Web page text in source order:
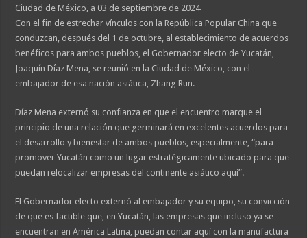
Ciudad de México, a 03 de septiembre de 2024
Con el fin de estrechar vínculos con la República Popular China que
conduzcan, después del 1 de octubre, al establecimiento de acuerdos
benéficos para ambos pueblos, el Gobernador electo de Yucatán,
Joaquín Díaz Mena, se reunió en la Ciudad de México, con el
embajador de esa nación asiática, Zhang Run.
Díaz Mena externó su confianza en que el encuentro marque el
principio de una relación que germinará en excelentes acuerdos para
el desarrollo y bienestar de ambos pueblos, especialmente, “para
promover Yucatán como un lugar estratégicamente ubicado para que
puedan relocalizar empresas del continente asiático aquí”.
El Gobernador electo externó al embajador y su equipo, su convicción
de que es factible que, en Yucatán, las empresas que incluso ya se
encuentran en América Latina, puedan contar aquí con la manufactura